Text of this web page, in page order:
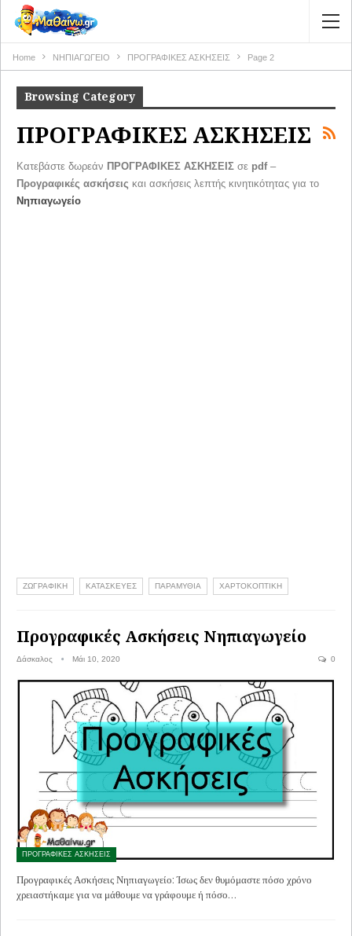
Home ΝΗΠΙΑΓΩΓΕΙΟ ΠΡΟΓΡΑΦΙΚΕΣ ΑΣΚΗΣΕΙΣ Page 2
Browsing Category
ΠΡΟΓΡΑΦΙΚΕΣ ΑΣΚΗΣΕΙΣ
Κατεβάστε δωρεάν ΠΡΟΓΡΑΦΙΚΕΣ ΑΣΚΗΣΕΙΣ σε pdf–
Προγραφικές ασκήσεις και ασκήσεις λεπτής κινητικότητας για το
Νηπιαγωγείο
ΖΩΓΡΑΦΙΚΗ ΚΑΤΑΣΚΕΥΕΣ ΠΑΡΑΜΥΘΙΑ ΧΑΡΤΟΚΟΠΤΙΚΗ
Προγραφικές Ασκήσεις Νηπιαγωγείο
Δάσκαλος Μάι 10, 2020 0
ΠΡΟΓΡΑΦΙΚΕΣ ΑΣΚΗΣΕΙΣ
Προγραφικές Ασκήσεις Νηπιαγωγείο: Ίσως δεν θυμόμαστε πόσο χρόνο
χρειαστήκαμε για να μάθουμε να γράφουμε ή πόσο…